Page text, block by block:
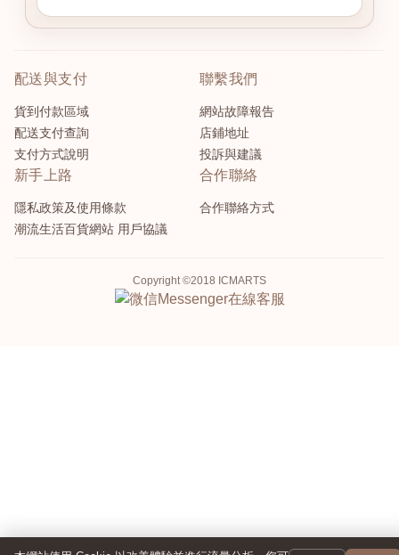
配送與支付
貨到付款區域
配送支付查詢
支付方式說明
聯繫我們
網站故障報告
店鋪地址
投訴與建議
新手上路
隱私政策及使用條款
潮流生活百貨網站 用戶協議
合作聯絡
合作聯絡方式
Copyright ©2018 ICMARTS
Messenger在線客服